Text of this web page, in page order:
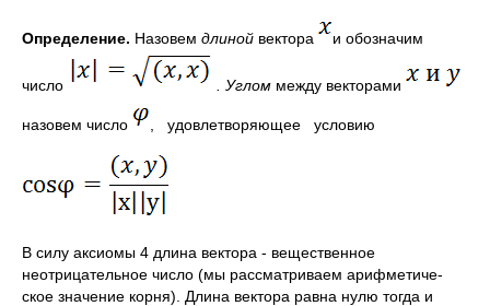
Определение. Назовем длиной вектора и обо­значим
число . Углом между векторами
назовем число , удовлетворяющее условию
В силу аксиомы 4 длина вектора - вещественное
неотрицательное число (мы рассматриваем арифметиче­
ское значение корня). Длина вектора равна нулю тогда и